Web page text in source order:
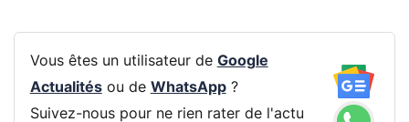
Vous êtes un utilisateur de Google
Actualitésou de WhatsApp?
Suivez-nous pour ne rien rater de l'actu